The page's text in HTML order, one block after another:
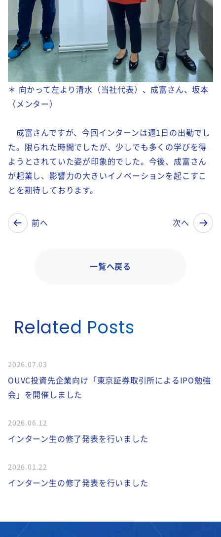
＊ 向かって左より清水（当社代表）、成富さん、坂本
（メンター）
成富さんですが、今回インターンは週1日の出勤でし
た。限られた時間でしたが、少しでも多くの学びを得
ようとされていた姿が印象的でした。今後、成富さん
が起業し、影響力の大きいイノベーションを起こすこ
とを期待しております。
前へ
一覧へ戻る
次へ
Related Posts
2026.07.03
OUVC投資先企業向け「東京証券取引所によるIPO勉強
会」を開催しました
2026.06.12
インターン生の修了発表を行いました
2026.01.22
インターン生の修了発表を行いました